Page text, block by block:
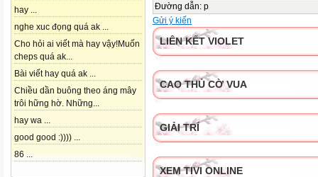
hay ...
nghe xuc đọng quá ak ...
Cho hỏi ai viết mà hay vậy!Muốn
cheps quá ak...
Bài viết hay quá ak ...
Chiều dần buông theo áng mây
trôi hững hờ. Những...
hay wa ...
good good :)))) ...
86 ...
Đường dẫn: p
Gửi ý kiến
LIÊN KẾT VIOLET
CAO THỦ CỜ VUA
GIẢI TRÍ
XEM TIVI ONLINE